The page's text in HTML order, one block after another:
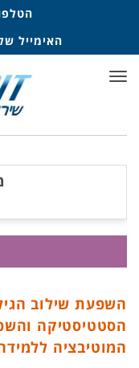
האימייל
תפריט
השפעת שילוב
הסטטיסטיקה
המוטיבציה